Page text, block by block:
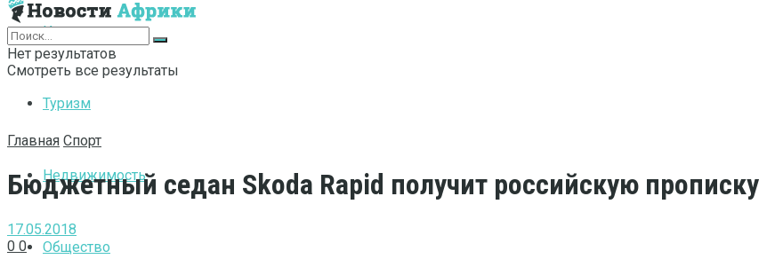
Интернет
Туризм
Недвижимость
Общество
Нет результатов
Смотреть все результаты
Главная Спорт
Бюджетный седан Skoda Rapid получит российскую прописку
17.05.2018
0 0